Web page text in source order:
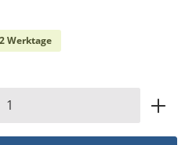
0 von 5 Sternen
Werktage
den gewünschten